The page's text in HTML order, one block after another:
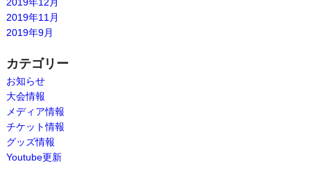
2019年12月
2019年11月
2019年9月
カテゴリー
お知らせ
大会情報
メディア情報
チケット情報
グッズ情報
Youtube更新